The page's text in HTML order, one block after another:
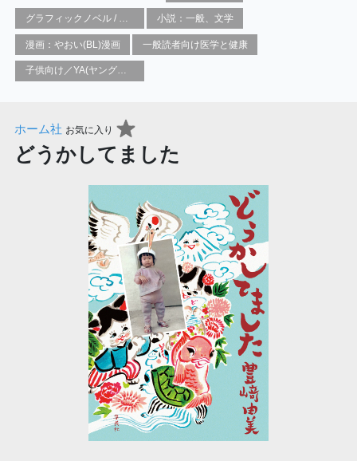
小説：一般、文学
漫画：やおい(BL)漫画 一般読者向け医学と健康
子供向け／YA(ヤングアダルト)向け一般：芸術&芸術家
ホーム社 お気に入り
どうかしてました